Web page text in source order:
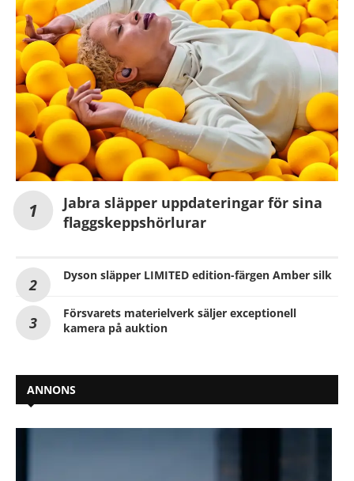
Jabra släpper uppdateringar för sina
flaggskeppshörlurar
Dyson släpper LIMITED edition-färgen Amber silk
Försvarets materielverk säljer exceptionell
kamera på auktion
ANNONS